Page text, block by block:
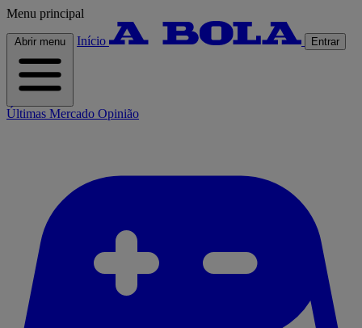
Menu principal
Abrir menu Início Entrar
Últimas Mercado Opinião